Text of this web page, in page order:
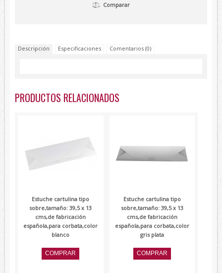
Paolo Ferrara
Comparar
Descripción Especificaciones Comentarios (0)
PRODUCTOS RELACIONADOS
Estuche cartulina tipo
sobre,tamaño: 39,5 x 13
cms,de fabricación
española,para corbata,color
blanco
Estuche cartulina tipo
sobre,tamaño: 39,5 x 13
cms,de fabricación
española,para corbata,color
gris plata